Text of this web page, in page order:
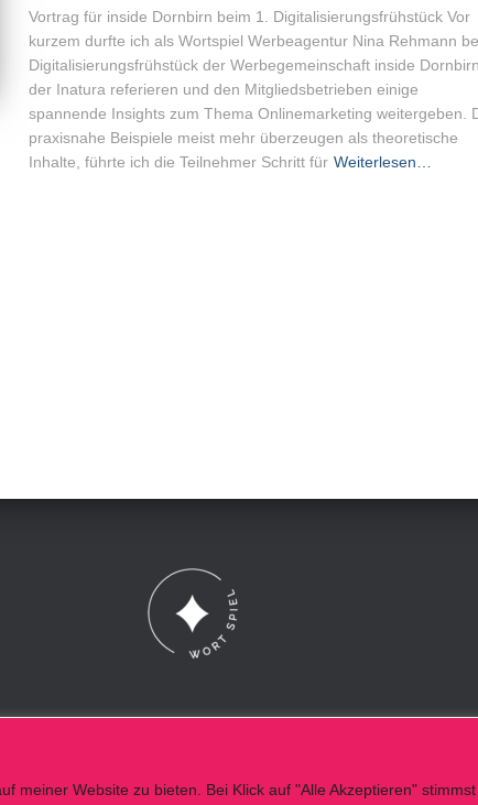
meiner Website zu bieten. Bei Klick auf "Alle Akzeptieren"
Vortrag für inside Dornbirn beim 1. Digitalisierungsfrühstück Vor
kurzem durfte ich als Wortspiel Werbeagentur Nina Rehmann
Digitalisierungsfrühstück der Werbegemeinschaft inside
der Inatura referieren und den Mitgliedsbetrieben einige
spannende Insights zum Thema Onlinemarketing weitergeben.
praxisnahe Beispiele meist mehr überzeugen als theoretische
Inhalte, führte ich die Teilnehmer Schritt für Weiterlesen…